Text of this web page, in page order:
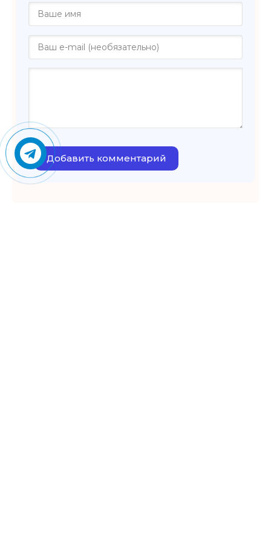
Добавить комментарий